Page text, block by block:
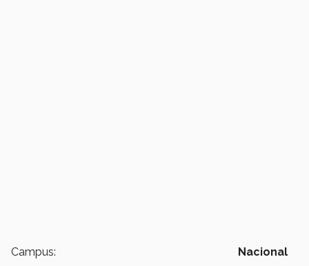
Campus: Nacional